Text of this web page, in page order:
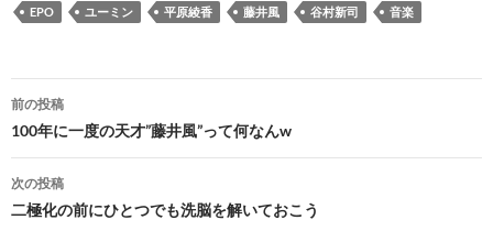
EPO ユーミン 平原綾香 藤井風 谷村新司 音楽
投
稿
ナ
ビ
前の投稿
100年に一度の天才”藤井風”って何なんw
次の投稿
二極化の前にひとつでも洗脳を解いておこう